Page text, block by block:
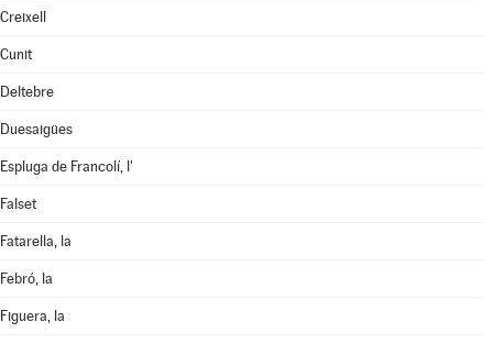
Creixell
Cunit
Deltebre
Duesaigües
Espluga de Francolí, l'
Falset
Fatarella, la
Febró, la
Figuera, la